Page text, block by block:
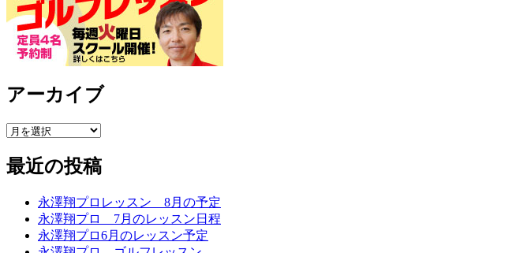
アーカイブ
最近の投稿
永澤翔プロレッスン 8月の予定
永澤翔プロ 7月のレッスン日程
永澤翔プロ6月のレッスン予定